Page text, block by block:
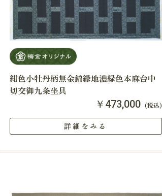
紺色小牡丹柄無金錦縁地濃緑色本麻台中
切交御九条坐具
￥473,000 (税込)
詳細をみる